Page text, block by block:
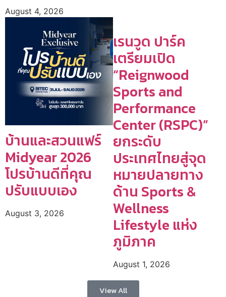
August 4, 2026
บ้านและสวนแฟร์
Midyear 2026
โปรบ้านดีที่คุณ
ปรับแบบเอง
August 3, 2026
เรนวูด ปาร์ค
เตรียมเปิด
“Reignwood
Sports and
Performance
Center (RSPC)”
ยกระดับ
ประเทศไทยสู่จุด
หมายปลายทาง
ด้าน Sports &
Wellness
Lifestyle แห่ง
ภูมิภาค
August 1, 2026
View All